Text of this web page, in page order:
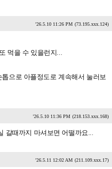
'26.5.10 11:26 PM (73.195.xxx.124)
먹을 수 있을런지...
으로 아플정도로 계속해서 눌러보
'26.5.10 11:36 PM (218.153.xxx.168)
갈때까지 마셔보면 어떨까요...
'26.5.11 12:02 AM (211.109.xxx.17)